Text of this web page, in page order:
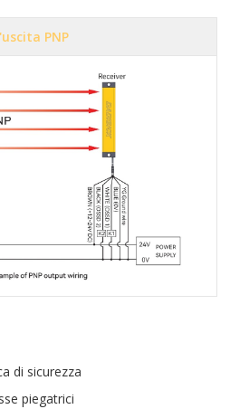
PNP
di sicurezza
piegatrici